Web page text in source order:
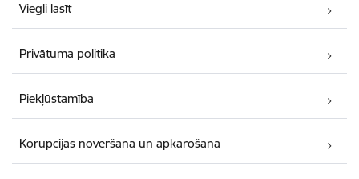
Viegli lasīt
Privātuma politika
Piekļūstamība
Korupcijas novēršana un apkarošana